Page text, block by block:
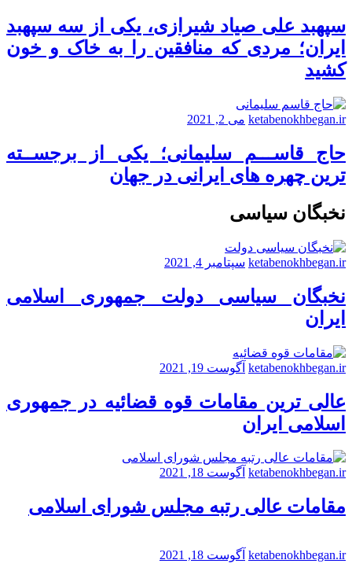
سپهبد علی صیاد شیرازی، یکی از سه سپهبد
ایران؛ مردی که منافقین را به خاک و خون
کشید
ketabenokhbegan.ir می 2, 2021
حاج قاســـم سلیمانی؛ یکی از برجســته
ترین چهره های ایرانی در جهان
نخبگان سیاسی
ketabenokhbegan.ir سپتامبر 4, 2021
نخبگان سیاسی دولت جمهوری اسلامی
ایران
ketabenokhbegan.ir آگوست 19, 2021
عالی ترین مقامات قوه قضائیه در جمهوری
اسلامی ایران
ketabenokhbegan.ir آگوست 18, 2021
مقامات عالی رتبه مجلس شورای اسلامی
ketabenokhbegan.ir آگوست 18, 2021